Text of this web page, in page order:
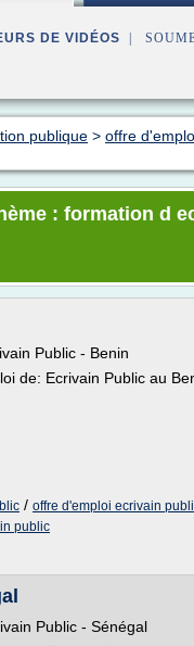
DE VIDÉOS |
publique > offre
: formation d
Public - Benin
de: Ecrivain Public au
/ offre d'emploi ecrivain
public
Public - Sénégal